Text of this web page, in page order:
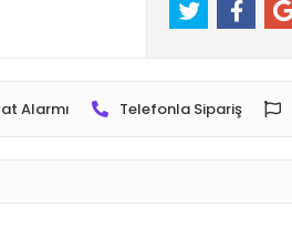
Alarmı Telefonla Sipariş